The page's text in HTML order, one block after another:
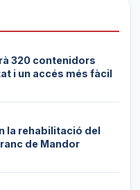
320 contenidors
i un accés més fàcil
la rehabilitació del
de Mandor